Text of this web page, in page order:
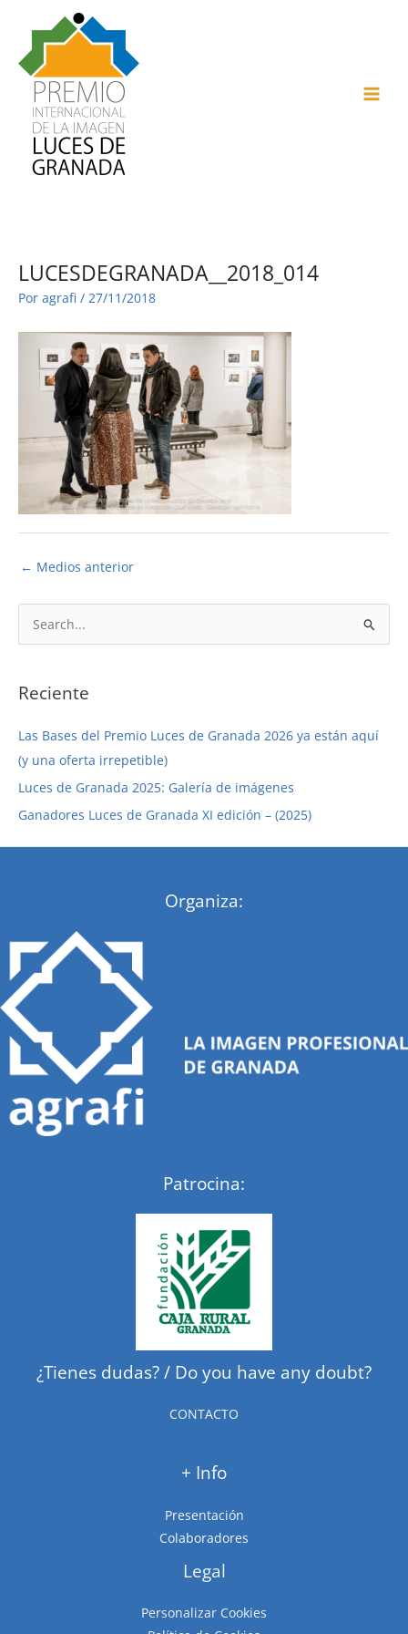
contenido
LUCESDEGRANADA__2018_014
Por agrafi / 27/11/2018
← Medios anterior
u
c
r
p
o
r
Reciente
Las Bases del Premio Luces de Granada 2026 ya están aquí
(y una oferta irrepetible)
Luces de Granada 2025: Galería de imágenes
Ganadores Luces de Granada XI edición – (2025)
Organiza:
Patrocina:
¿Tienes dudas? / Do you have any doubt?
CONTACTO
+ Info
Presentación
Colaboradores
Legal
Personalizar Cookies